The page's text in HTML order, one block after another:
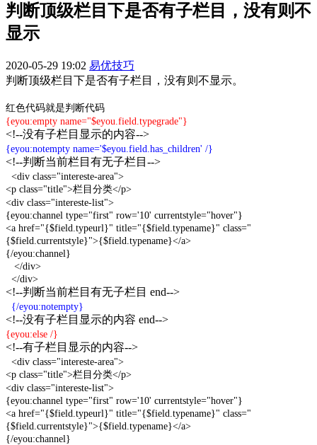
判断顶级栏目下是否有子栏目，没有则不
显示
2020-05-29 19:02 易优技巧
判断顶级栏目下是否有子栏目，没有则不显示。
红色代码就是判断代码
{eyou:empty name="$eyou.field.typegrade"}
<!--没有子栏目显示的内容-->
{eyou:notempty name='$eyou.field.has_children' /}
<!--判断当前栏目有无子栏目-->
<div class="intereste-area">
<p class="title">栏目分类</p>
<div class="intereste-list">
{eyou:channel type="first" row='10' currentstyle="hover"}
<a href="{$field.typeurl}" title="{$field.typename}" class="
{$field.currentstyle}">{$field.typename}</a>
{/eyou:channel}
</div>
</div>
<!--判断当前栏目有无子栏目 end-->
{/eyou:notempty}
<!--没有子栏目显示的内容 end-->
{eyou:else /}
<!--有子栏目显示的内容-->
<div class="intereste-area">
<p class="title">栏目分类</p>
<div class="intereste-list">
{eyou:channel type="first" row='10' currentstyle="hover"}
<a href="{$field.typeurl}" title="{$field.typename}" class="
{$field.currentstyle}">{$field.typename}</a>
{/eyou:channel}